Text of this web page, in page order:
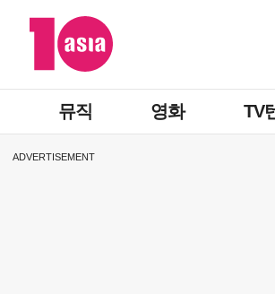
뮤직 영화 TV
ADVERTISEMENT